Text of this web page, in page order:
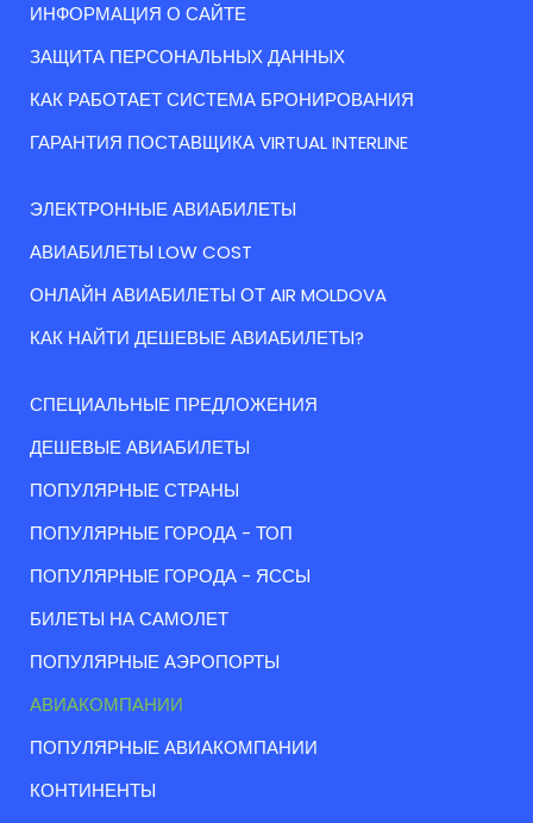
ИНФОРМАЦИЯ О САЙТЕ
ЗАЩИТА ПЕРСОНАЛЬНЫХ ДАННЫХ
КАК РАБОТАЕТ СИСТЕМА БРОНИРОВАНИЯ
ГАРАНТИЯ ПОСТАВЩИКА VIRTUAL INTERLINE
ЭЛЕКТРОННЫЕ АВИАБИЛЕТЫ
АВИАБИЛЕТЫ LOW COST
ОНЛАЙН АВИАБИЛЕТЫ ОТ AIR MOLDOVA
КАК НАЙТИ ДЕШЕВЫЕ АВИАБИЛЕТЫ?
СПЕЦИАЛЬНЫЕ ПРЕДЛОЖЕНИЯ
ДЕШЕВЫЕ АВИАБИЛЕТЫ
ПОПУЛЯРНЫЕ СТРАНЫ
ПОПУЛЯРНЫЕ ГОРОДА - ТОП
ПОПУЛЯРНЫЕ ГОРОДА - ЯССЫ
БИЛЕТЫ НА САМОЛЕТ
ПОПУЛЯРНЫЕ АЭРОПОРТЫ
АВИАКОМПАНИИ
ПОПУЛЯРНЫЕ АВИАКОМПАНИИ
КОНТИНЕНТЫ